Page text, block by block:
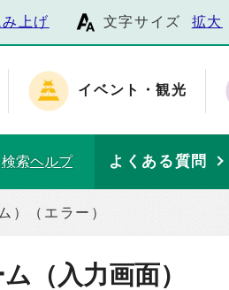
上げ 文字サイズ 拡大
イベント・観光
検索ヘルプ よくある質問
）（エラー）
（入力画面）